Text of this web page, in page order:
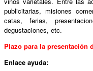
publicitarias, misiones
catas, ferias,
degustaciones, etc.
Plazo para la presentación
Enlace ayuda: